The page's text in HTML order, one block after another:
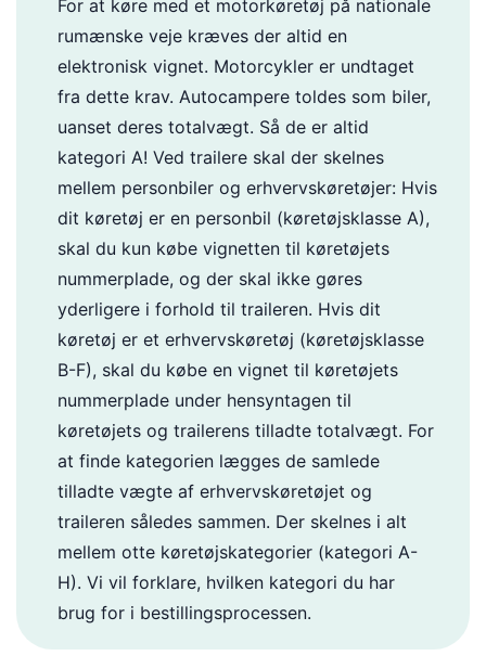
For at køre med et motorkøretøj på nationale
rumænske veje kræves der altid en
elektronisk vignet. Motorcykler er undtaget
fra dette krav. Autocampere toldes som biler,
uanset deres totalvægt. Så de er altid
kategori A! Ved trailere skal der skelnes
mellem personbiler og erhvervskøretøjer: Hvis
dit køretøj er en personbil (køretøjsklasse A),
skal du kun købe vignetten til køretøjets
nummerplade, og der skal ikke gøres
yderligere i forhold til traileren. Hvis dit
køretøj er et erhvervskøretøj (køretøjsklasse
B-F), skal du købe en vignet til køretøjets
nummerplade under hensyntagen til
køretøjets og trailerens tilladte totalvægt. For
at finde kategorien lægges de samlede
tilladte vægte af erhvervskøretøjet og
traileren således sammen. Der skelnes i alt
mellem otte køretøjskategorier (kategori A-
H). Vi vil forklare, hvilken kategori du har
brug for i bestillingsprocessen.